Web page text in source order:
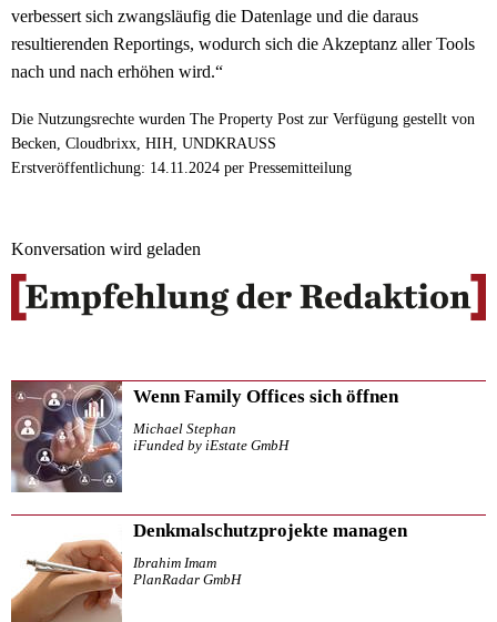
verbessert sich zwangsläufig die Datenlage und die daraus
resultierenden Reportings, wodurch sich die Akzeptanz aller Tools
nach und nach erhöhen wird.“
Die Nutzungsrechte wurden The Property Post zur Verfügung gestellt von
Becken, Cloudbrixx, HIH, UNDKRAUSS
Erstveröffentlichung: 14.11.2024 per Pressemitteilung
Konversation wird geladen
Wenn Family Offices sich öffnen
Michael Stephan
iFunded by iEstate GmbH
Denkmalschutzprojekte managen
Ibrahim Imam
PlanRadar GmbH